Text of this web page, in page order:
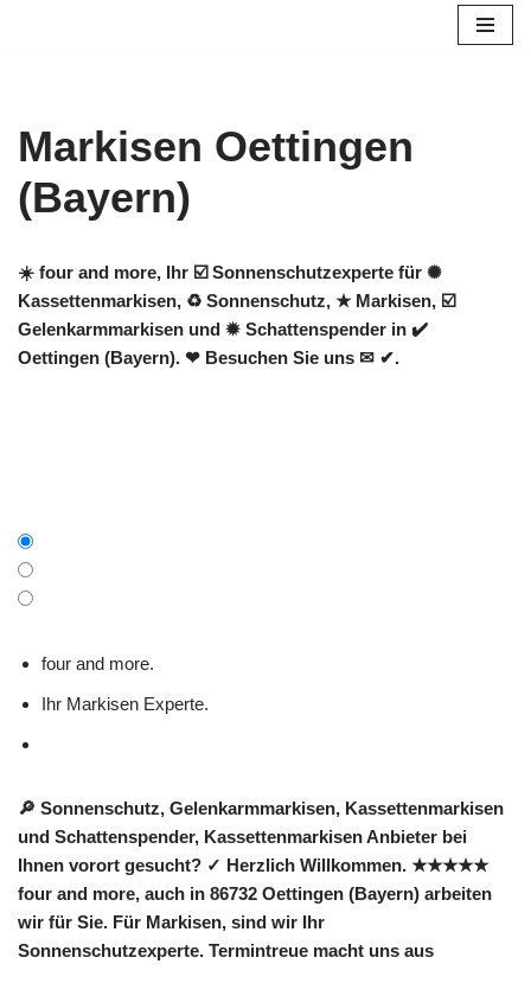
Markisen Oettingen
(Bayern)
☀️ four and more, Ihr ☑️ Sonnenschutzexperte für ✺
Kassettenmarkisen, ♻ Sonnenschutz, ★ Markisen, ☑️
Gelenkarmmarkisen und ✹ Schattenspender in ✔️
Oettingen (Bayern). ❤ Besuchen Sie uns ✉ ✔.
four and more.
Ihr Markisen Experte.
🔎 Sonnenschutz, Gelenkarmmarkisen, Kassettenmarkisen
und Schattenspender, Kassettenmarkisen Anbieter bei
Ihnen vorort gesucht? ✓ Herzlich Willkommen. ★★★★★
four and more, auch in 86732 Oettingen (Bayern) arbeiten
wir für Sie. Für Markisen, sind wir Ihr
Sonnenschutzexperte. Termintreue macht uns aus